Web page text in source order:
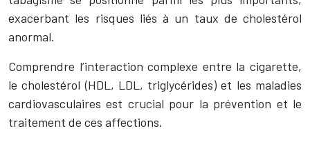
exacerbant les risques liés à un taux de cholestérol
anormal.
Comprendre l’interaction complexe entre la cigarette,
le cholestérol (HDL, LDL, triglycérides) et les maladies
cardiovasculaires est crucial pour la prévention et le
traitement de ces affections.